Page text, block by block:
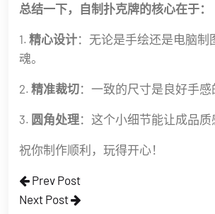
总结一下，自制扑克牌的核心在于：
1. 精心设计：无论是手绘还是电脑制
魂。
2. 精准裁切：一致的尺寸是良好手感
3. 圆角处理：这个小细节能让成品质
祝你制作顺利，玩得开心！
Prev Post
Next Post